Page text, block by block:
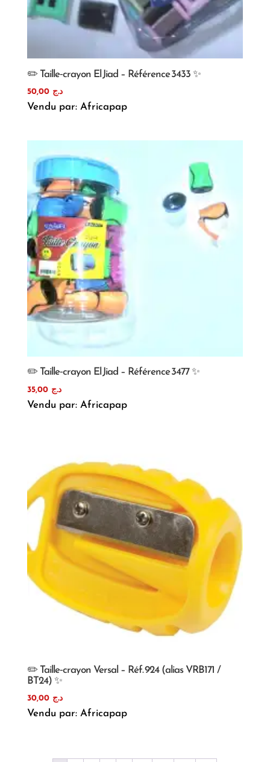
✏️ Taille‑crayon El Jiad – Référence 3433 ✨
د.ج 50,00
Vendu par: Africapap
✏️ Taille‑crayon El Jiad – Référence 3477 ✨
د.ج 35,00
Vendu par: Africapap
✏️ Taille‑crayon Versal – Réf. 924 (alias VRB171 /
BT24) ✨
د.ج 30,00
Vendu par: Africapap